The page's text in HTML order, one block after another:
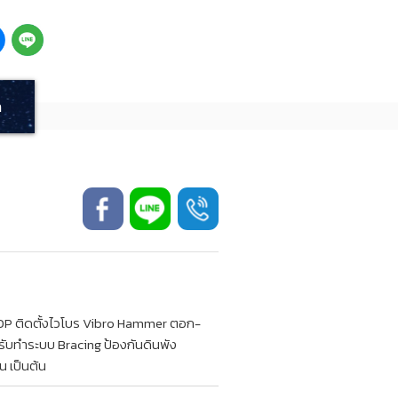
ติดตั้งไวโบร Vibro Hammer ตอก-
บทำระบบ Bracing ป้องกันดินพัง
เป็นต้น